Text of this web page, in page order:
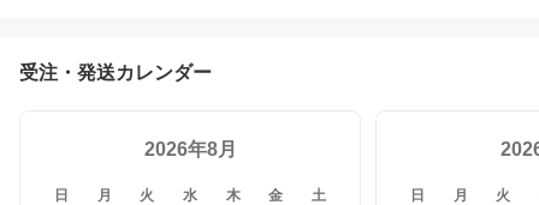
受注・発送カレンダー
2026年8月
日 月 火 水 木 金 土 日 月 火